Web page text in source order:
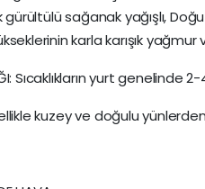
sağanak yağışlı,
karla karışık
Sıcaklıkların yurt genelinde
kuzey ve doğulu